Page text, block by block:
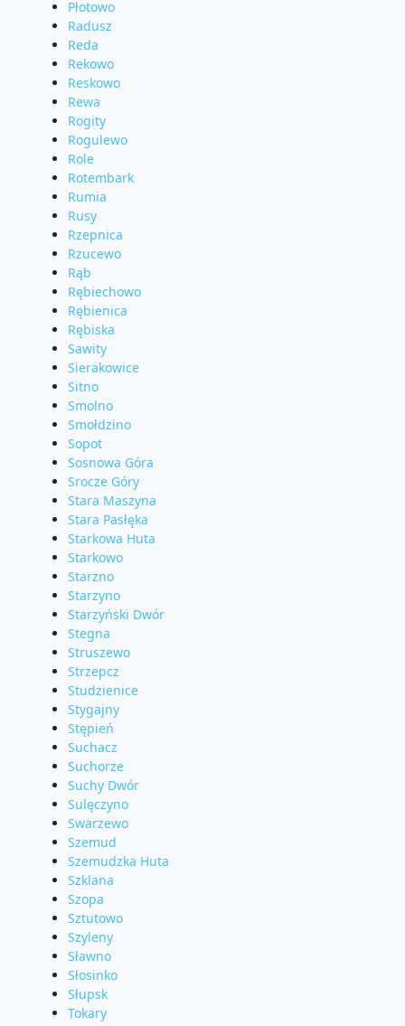
Płotowo
Radusz
Reda
Rekowo
Reskowo
Rewa
Rogity
Rogulewo
Role
Rotembark
Rumia
Rusy
Rzepnica
Rzucewo
Rąb
Rębiechowo
Rębienica
Rębiska
Sawity
Sierakowice
Sitno
Smolno
Smołdzino
Sopot
Sosnowa Góra
Srocze Góry
Stara Maszyna
Stara Pasłęka
Starkowa Huta
Starkowo
Starzno
Starzyno
Starzyński Dwór
Stegna
Struszewo
Strzepcz
Studzienice
Stygajny
Stępień
Suchacz
Suchorze
Suchy Dwór
Sulęczyno
Swarzewo
Szemud
Szemudzka Huta
Szklana
Szopa
Sztutowo
Szyleny
Sławno
Słosinko
Słupsk
Tokary